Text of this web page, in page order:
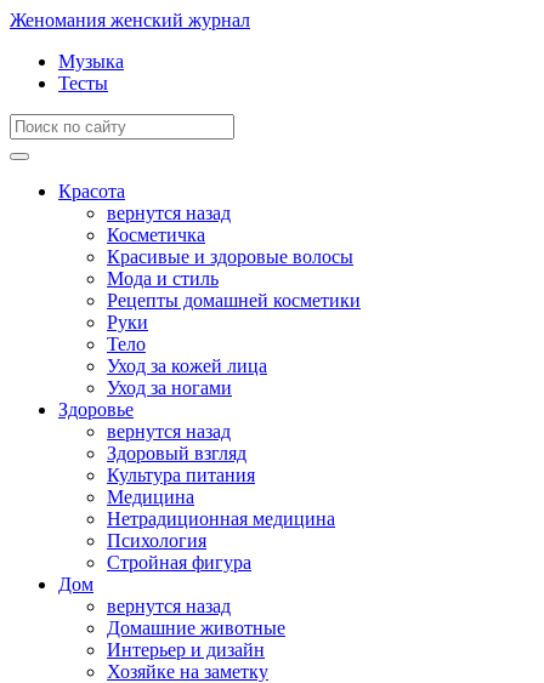
Женомания женский журнал
Музыка
Тесты
Красота
вернутся назад
Косметичка
Красивые и здоровые волосы
Мода и стиль
Рецепты домашней косметики
Руки
Тело
Уход за кожей лица
Уход за ногами
Здоровье
вернутся назад
Здоровый взгляд
Культура питания
Медицина
Нетрадиционная медицина
Психология
Стройная фигура
Дом
вернутся назад
Домашние животные
Интерьер и дизайн
Хозяйке на заметку